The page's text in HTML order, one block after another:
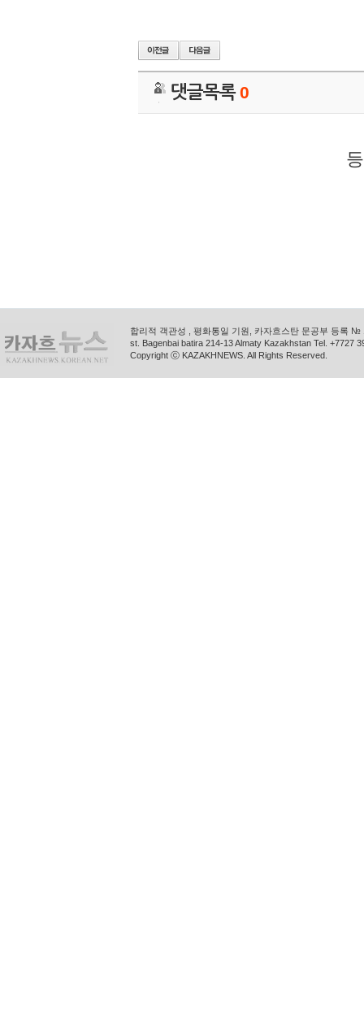
댓글목록0
합리적 객관성 , 평화통일 기원, 카자흐스탄 문공부 등록
st. Bagenbai batira 214-13 Almaty Kazakhstan Tel. +7727
Copyright ⓒ KAZAKHNEWS. All Rights Reserved.